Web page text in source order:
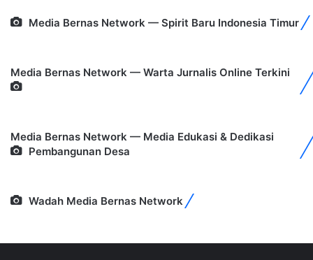
Media Bernas Network — Spirit Baru Indonesia Timur
Media Bernas Network — Warta Jurnalis Online Terkini
Media Bernas Network — Media Edukasi & Dedikasi
Pembangunan Desa
Wadah Media Bernas Network